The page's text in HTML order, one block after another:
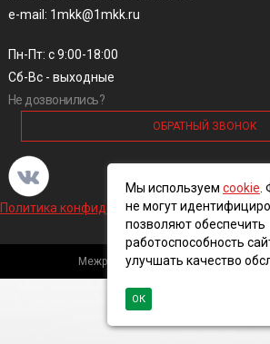
e-mail: 1mkk@1mkk.ru
Пн-Пт: с 9:00-18:00
Сб-Вс - выходные
Не дозвонились?
ОБРАТНЫЙ ЗВОНОК
Политика конфиденциальности и
Межрегиональная кабельная
Мы используем cookie
не могут
позволяют обеспечить
работоспособность
улучшать качество
ОК